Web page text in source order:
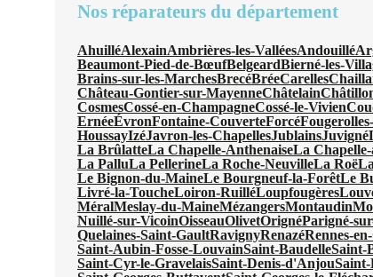
Nos réparateurs du département
AhuilléAlexainAmbrières-les-ValléesAndouillé
Beaumont-Pied-de-BœufBelgeardBierné-les-
Brains-sur-les-MarchesBrecéBréeCarelles
Château-Gontier-sur-MayenneChâtelain
CosmesCossé-en-ChampagneCossé-le-Vivien
ErnéeÉvronFontaine-CouverteForcé
HoussayIzéJavron-les-ChapellesJublainsJuvigné
La BrûlatteLa Chapelle-AnthenaiseLa
La PalluLa PellerineLa Roche-NeuvilleLa Roë
Le Bignon-du-MaineLe Bourgneuf-la-ForêtLe
Livré-la-ToucheLoiron-RuilléLoupfougères
MéralMeslay-du-MaineMézangersMontaudin
Nuillé-sur-VicoinOisseauOlivetOrignéParigné-
Quelaines-Saint-GaultRavignyRenazéRennes-
Saint-Aubin-Fosse-LouvainSaint-BaudelleSaint-
Saint-Cyr-le-GravelaisSaint-Denis-d'AnjouSaint-